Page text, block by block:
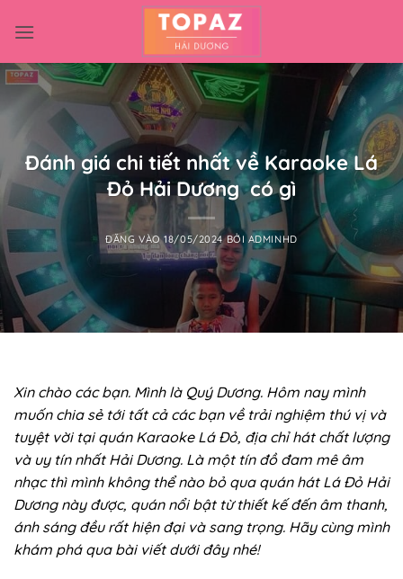
qua
dung
Đánh giá chi tiết nhất về Karaoke Lá
Đỏ Hải Dương có gì
ĐĂNG VÀO18/05/2024 BỞI ADMINHD
Xin chào các bạn. Mình là Quý Dương. Hôm nay mình
muốn chia sẻ tới tất cả các bạn về trải nghiệm thú vị và
tuyệt vời tại quán Karaoke Lá Đỏ, địa chỉ hát chất lượng
và uy tín nhất Hải Dương. Là một tín đồ đam mê âm
nhạc thì mình không thể nào bỏ qua quán hát Lá Đỏ Hải
Dương này được, quán nổi bật từ thiết kế đến âm thanh,
ánh sáng đều rất hiện đại và sang trọng. Hãy cùng mình
khám phá qua bài viết dưới đây nhé!